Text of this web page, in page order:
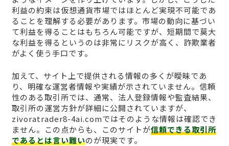
利益の約束は仮想通貨市場ではほとんど実現不可能であ
ることを理解する必要があります。市場の動向に基づい
て利益を得ることはもちろん可能ですが、短期間で莫大
な利益を得るというのは非常にリスクが高く、詐欺業者
がよく使う手口です。
加えて、サイト上で提供される情報の多くが曖昧であ
り、明確な運営者情報や実績が示されていません。信頼
性のある取引所では、通常、法人登録情報や監査結果、
取引所の運営方針が詳細に公開されていますが、
zivoratrader8-4ai.comではそのような情報は確認でき
ません。この点からも、このサイトが信頼できる取引所
であるとは言い難いのが現実です。